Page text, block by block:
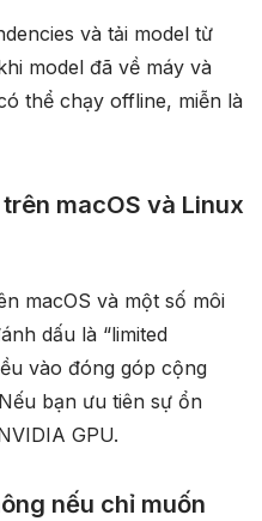
và tải model từ
model đã về máy và
thể chạy offline, miễn là
macOS và Linux
macOS và một số môi
dấu là “limited
vào đóng góp cộng
bạn ưu tiên sự ổn
GPU.
nếu chỉ muốn